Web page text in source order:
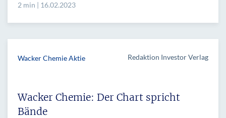
2 min | 16.02.2023
Wacker Chemie Aktie Redaktion Investor Verlag
Wacker Chemie: Der Chart spricht
Bände